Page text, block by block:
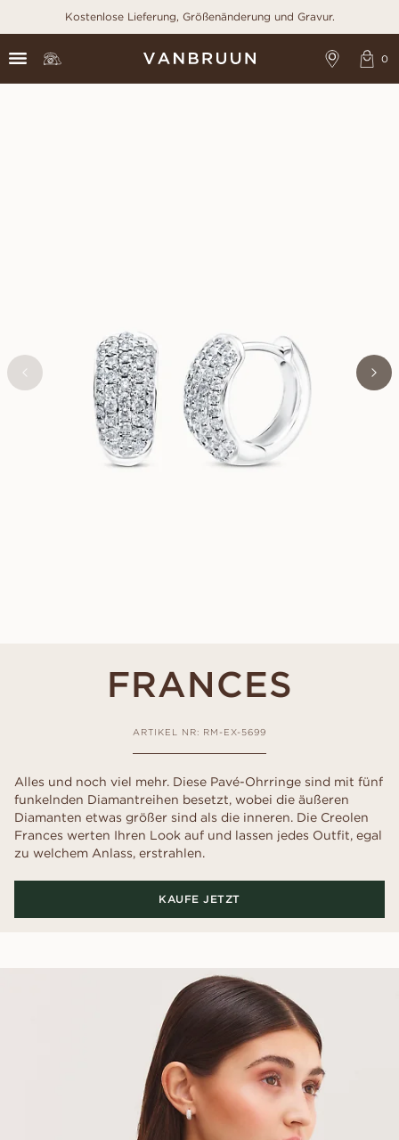
Kostenlose Lieferung, Größenänderung und Gravur.
FRANCES
ARTIKEL NR: RM-EX-5699
Alles und noch viel mehr. Diese Pavé-Ohrringe sind mit fünf
funkelnden Diamantreihen besetzt, wobei die äußeren
Diamanten etwas größer sind als die inneren. Die Creolen
Frances werten Ihren Look auf und lassen jedes Outfit, egal
zu welchem Anlass, erstrahlen.
KAUFE JETZT